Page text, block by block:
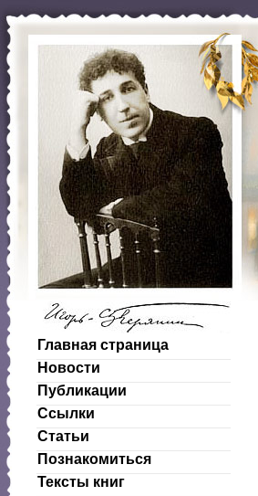
Главная страница
Новости
Публикации
Ссылки
Статьи
Познакомиться
Тексты книг